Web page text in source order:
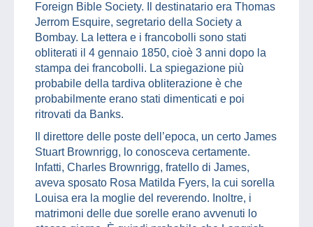
Foreign Bible Society. Il destinatario era Thomas
Jerrom Esquire, segretario della Society a
Bombay. La lettera e i francobolli sono stati
obliterati il 4 gennaio 1850, cioè 3 anni dopo la
stampa dei francobolli. La spiegazione più
probabile della tardiva obliterazione è che
probabilmente erano stati dimenticati e poi
ritrovati da Banks.
Il direttore delle poste dell’epoca, un certo James
Stuart Brownrigg, lo conosceva certamente.
Infatti, Charles Brownrigg, fratello di James,
aveva sposato Rosa Matilda Fyers, la cui sorella
Louisa era la moglie del reverendo. Inoltre, i
matrimoni delle due sorelle erano avvenuti lo